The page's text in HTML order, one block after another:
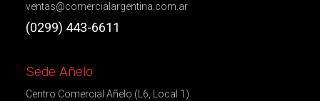
ventas@comercialargentina.com.ar
(0299) 443-6611
Sede Añelo
Centro Comercial Añelo (L6, Local 1)